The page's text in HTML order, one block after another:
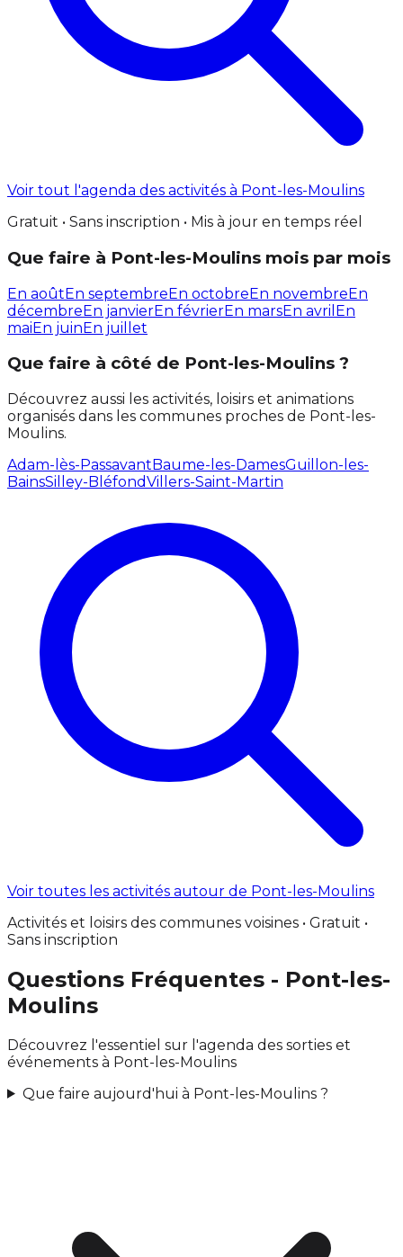
Voir tout l'agenda des activités à Pont-les-Moulins
Gratuit • Sans inscription • Mis à jour en temps réel
Que faire à Pont-les-Moulins mois par mois
En aoûtEn septembreEn octobreEn novembreEn
décembreEn janvierEn févrierEn marsEn avril En
maiEn juinEn juillet
Que faire à côté de Pont-les-Moulins ?
Découvrez aussi les activités, loisirs et animations
organisés dans les communes proches de Pont-les-
Moulins.
Adam-lès-PassavantBaume-les-DamesGuillon-les-
BainsSilley-BléfondVillers-Saint-Martin
Voir toutes les activités autour de Pont-les-Moulins
Activités et loisirs des communes voisines • Gratuit •
Sans inscription
Questions Fréquentes - Pont-les-
Moulins
Découvrez l'essentiel sur l'agenda des sorties et
événements à Pont-les-Moulins
Que faire aujourd'hui à Pont-les-Moulins ?